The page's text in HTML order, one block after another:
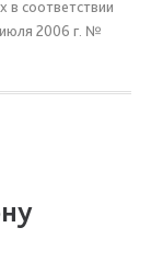
в соответствии
июля 2006 г. №